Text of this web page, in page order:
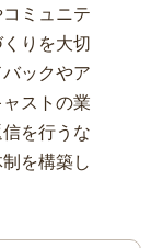
ミュニテ
りを大切
ックやア
ストの業
を行うな
を構築し